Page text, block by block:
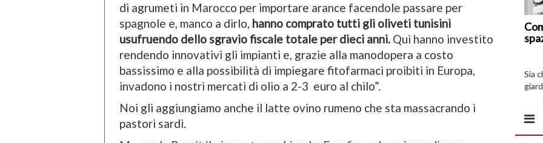
di agrumeti in Marocco per importare arance facendole passare per
spagnole e, manco a dirlo, hanno comprato tutti gli oliveti tunisini
usufruendo dello sgravio fiscale totale per dieci anni. Qui hanno investito
rendendo innovativi gli impianti e, grazie alla manodopera a costo
bassissimo e alla possibilità di impiegare fitofarmaci proibiti in Europa,
invadono i nostri mercati di olio a 2-3 euro al chilo”.
Noi gli aggiungiamo anche il latte ovino rumeno che sta massacrando i
pastori sardi.
Sia